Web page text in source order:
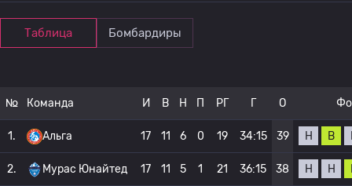
Таблица Бомбардиры
№ Команда И В Н П РГ Г О
1. Альга 17 11 6 0 19 34:15 39 Н В
2. Мурас Юнайтед 17 11 5 1 21 36:15 38 Н Н